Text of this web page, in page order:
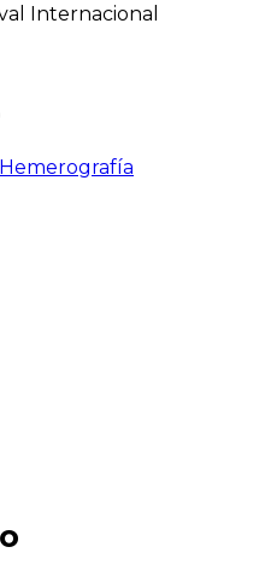
Internacional
Hemerografía